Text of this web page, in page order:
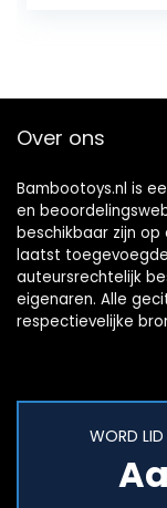
Over ons
Bambootoys.nl is
en
beschikbaar zijn
laatst
auteursrechtelijk
eigenaren. Alle
respectievelijke
WORD